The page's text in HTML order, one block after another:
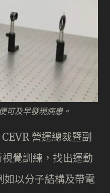
可及早發現病患。
營運總裁暨副
覺訓練，找出運動
如以分子結構及帶電